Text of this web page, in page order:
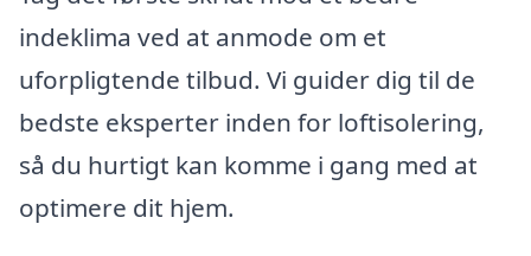
indeklima ved at anmode om et
uforpligtende tilbud. Vi guider dig til de
bedste eksperter inden for loftisolering,
så du hurtigt kan komme i gang med at
optimere dit hjem.